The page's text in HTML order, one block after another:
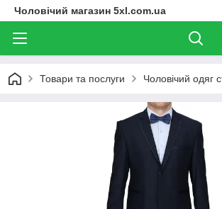
Чоловічий магазин 5xl.com.ua
Товари та послуги Чоловічий одяг